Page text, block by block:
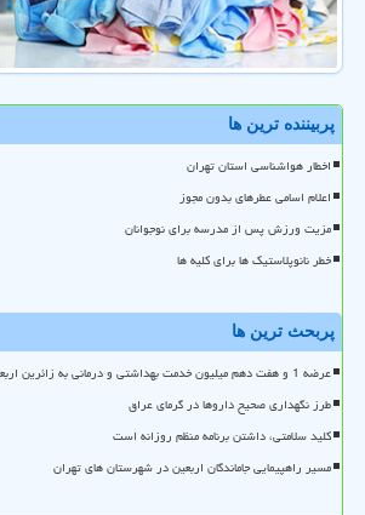
پربیننده ترین ها
اخطار هواشناسی استان تهران
اعلام اسامی عطرهای بدون مجوز
مزیت ورزش پس از مدرسه برای نوجوانان
خطر نانوپلاستیک ها برای کلیه ها
پربحث ترین ها
عرضه 1 و هفت دهم میلیون خدمت بهداشتی و درمانی به زائرین اربعین
طرز نگهداری صحیح داروها در گرمای عراق
کلید سلامتی، داشتن برنامه منظم روزانه است
مسیر راهپیمایی جاماندگان اربعین در شهرستان های تهران